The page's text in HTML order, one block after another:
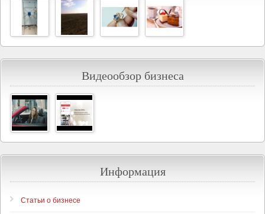
Видеообзор бизнеса
Информация
Статьи о бизнесе